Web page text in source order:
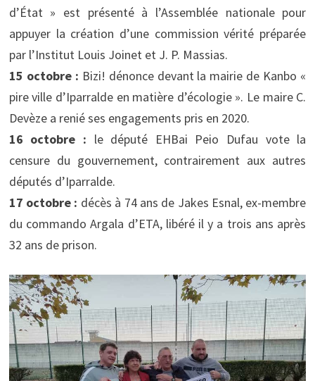
d’État » est présenté à l’Assemblée nationale pour
appuyer la création d’une commission vérité préparée
par l’Institut Louis Joinet et J. P. Massias.
15 octobre : Bizi! dénonce devant la mairie de Kanbo «
pire ville d’Iparralde en matière d’écologie ». Le maire C.
Devèze a renié ses engagements pris en 2020.
16 octobre : le député EHBai Peio Dufau vote la
censure du gouvernement, contrairement aux autres
députés d’Iparralde.
17 octobre : décès à 74 ans de Jakes Esnal, ex-membre
du commando Argala d’ETA, libéré il y a trois ans après
32 ans de prison.